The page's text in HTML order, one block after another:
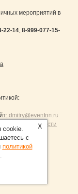
мероприятий в
22-14, 8-999-077-15-
dmitry@eventnn.ru
X
cookie.
с
политикой
.